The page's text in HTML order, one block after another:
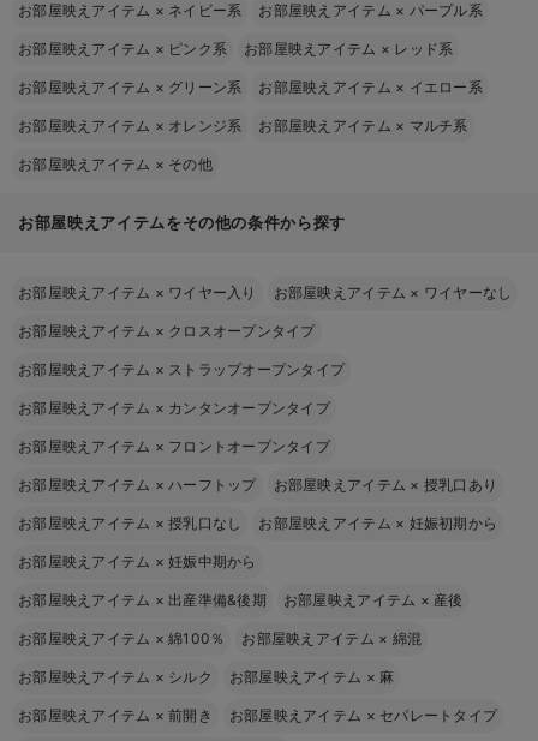
お部屋映えアイテム × ネイビー系 お部屋映えアイテム × パープル系
お部屋映えアイテム × ピンク系 お部屋映えアイテム × レッド系
お部屋映えアイテム × グリーン系 お部屋映えアイテム × イエロー系
お部屋映えアイテム × オレンジ系 お部屋映えアイテム × マルチ系
お部屋映えアイテム × その他
お部屋映えアイテムをその他の条件から探す
お部屋映えアイテム × ワイヤー入り お部屋映えアイテム × ワイヤーなし
お部屋映えアイテム × クロスオープンタイプ
お部屋映えアイテム × ストラップオープンタイプ
お部屋映えアイテム × カンタンオープンタイプ
お部屋映えアイテム × フロントオープンタイプ
お部屋映えアイテム ×ハーフトップ お部屋映えアイテム × 授乳口あり
お部屋映えアイテム ×授乳口なし お部屋映えアイテム × 妊娠初期から
お部屋映えアイテム ×妊娠中期から
お部屋映えアイテム × 出産準備&後期 お部屋映えアイテム × 産後
お部屋映えアイテム ×綿100％ お部屋映えアイテム × 綿混
お部屋映えアイテム × シルク お部屋映えアイテム × 麻
お部屋映えアイテム ×前開き お部屋映えアイテム × セパレートタイプ